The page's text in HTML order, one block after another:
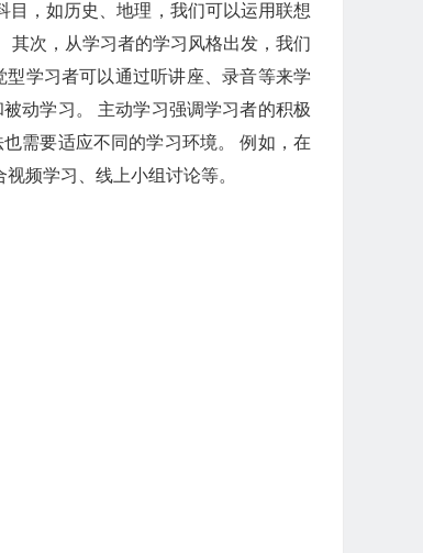
目，如历史、地理，我们可以运用联想
其次，从学习者的学习风格出发，我们
学习者可以通过听讲座、录音等来学
动学习。 主动学习强调学习者的积极
需要适应不同的学习环境。 例如，在
频学习、线上小组讨论等。